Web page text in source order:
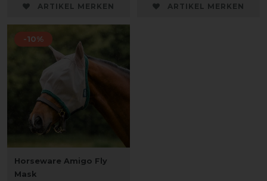
ARTIKEL MERKEN ARTIKEL MERKEN
-10%
Horseware Amigo Fly
Mask